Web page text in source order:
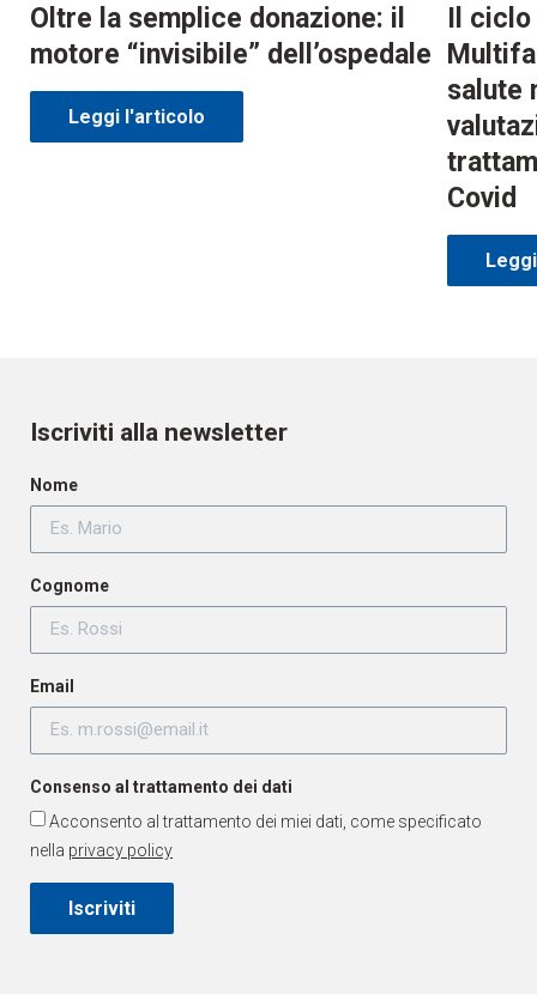
Oltre la semplice donazione: il
motore “invisibile” dell’ospedale
Leggi l'articolo
Il ciclo
salute
Covid
Iscriviti alla newsletter
Nome
Cognome
Email
Consenso al trattamento dei dati
Acconsento al trattamento dei miei dati, come specificato
nella privacy policy
Iscriviti